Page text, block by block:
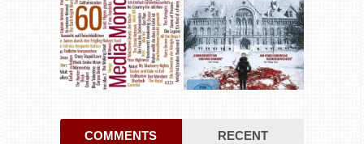
COMMENTS RECENT